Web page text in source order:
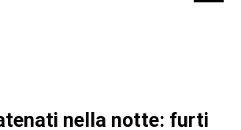
nella notte: furti